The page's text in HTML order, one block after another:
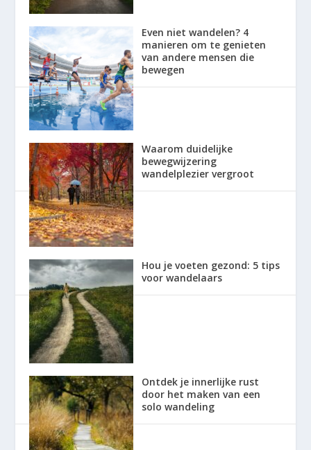
Even niet wandelen? 4
manieren om te genieten
van andere mensen die
bewegen
Waarom duidelijke
bewegwijzering
wandelplezier vergroot
Hou je voeten gezond: 5 tips
voor wandelaars
Ontdek je innerlijke rust
door het maken van een
solo wandeling